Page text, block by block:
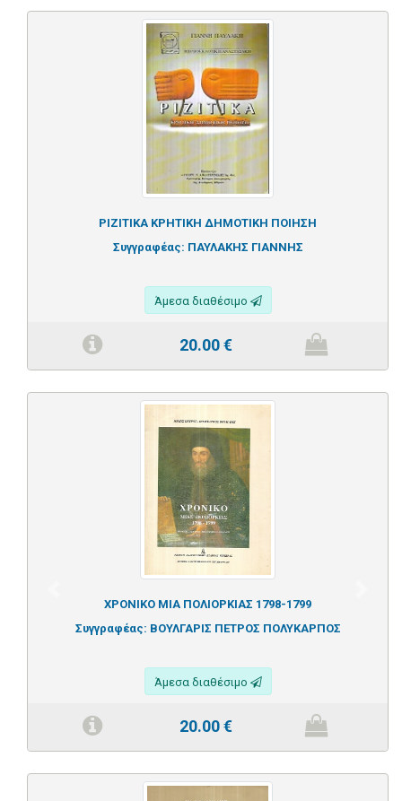
ΡΙΖΙΤΙΚΑ ΚΡΗΤΙΚΗ ΔΗΜΟΤΙΚΗ ΠΟΙΗΣΗ
Συγγραφέας: ΠΑΥΛΑΚΗΣ ΓΙΑΝΝΗΣ
Άμεσα διαθέσιμο
20.00€
ΧΡΟΝΙΚΟ ΜΙΑ ΠΟΛΙΟΡΚΙΑΣ 1798-1799
Συγγραφέας: ΒΟΥΛΓΑΡΙΣ ΠΕΤΡΟΣ ΠΟΛΥΚΑΡΠΟΣ
Άμεσα διαθέσιμο
20.00€
Previous